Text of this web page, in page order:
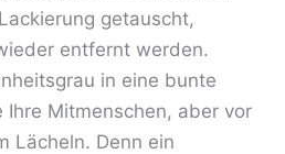
getauscht,
entfernt werden.
in eine bunte
Ihre Mitmenschen, aber vor
Lächeln. Denn ein